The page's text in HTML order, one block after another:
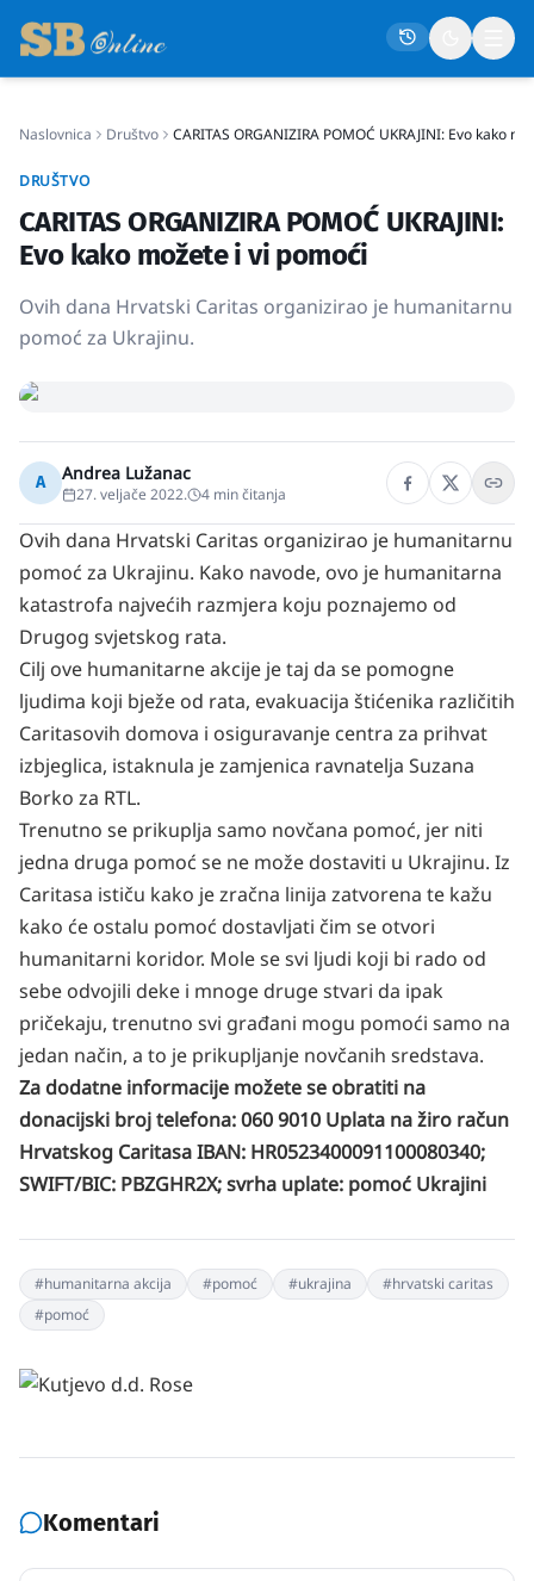
Politika
Osmrtnice
Naslovnica Društvo CARITAS ORGANIZIRA POMOĆ UKRAJINI: Evo kako
DRUŠTVO
CARITAS ORGANIZIRA POMOĆ UKRAJINI:
Evo kako možete i vi pomoći
Ovih dana Hrvatski Caritas organizirao je humanitarnu
pomoć za Ukrajinu.
A Andrea Lužanac
27. veljače 2022. 4 min čitanja
Ovih dana Hrvatski Caritas organizirao je humanitarnu
pomoć za Ukrajinu. Kako navode, ovo je humanitarna
katastrofa najvećih razmjera koju poznajemo od
Drugog svjetskog rata.
Cilj ove humanitarne akcije je taj da se pomogne
ljudima koji bježe od rata, evakuacija štićenika različitih
Caritasovih domova i osiguravanje centra za prihvat
izbjeglica, istaknula je zamjenica ravnatelja Suzana
Borko za RTL.
Trenutno se prikuplja samo novčana pomoć, jer niti
jedna druga pomoć se ne može dostaviti u Ukrajinu. Iz
Caritasa ističu kako je zračna linija zatvorena te kažu
kako će ostalu pomoć dostavljati čim se otvori
humanitarni koridor. Mole se svi ljudi koji bi rado od
sebe odvojili deke i mnoge druge stvari da ipak
pričekaju, trenutno svi građani mogu pomoći samo na
jedan način, a to je prikupljanje novčanih sredstava.
Za dodatne informacije možete se obratiti na
donacijski broj telefona: 060 9010 Uplata na žiro račun
Hrvatskog Caritasa IBAN: HR0523400091100080340;
SWIFT/BIC: PBZGHR2X; svrha uplate: pomoć Ukrajini
#humanitarna akcija #pomoć #ukrajina #hrvatski caritas
#pomoć
Komentari